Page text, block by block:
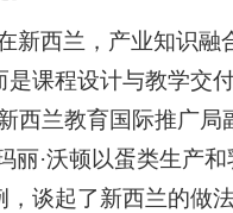
新西兰，产业知识融
是课程设计与教学交
西兰教育国际推广局
丽·沃顿以蛋类生产
，谈起了新西兰的做